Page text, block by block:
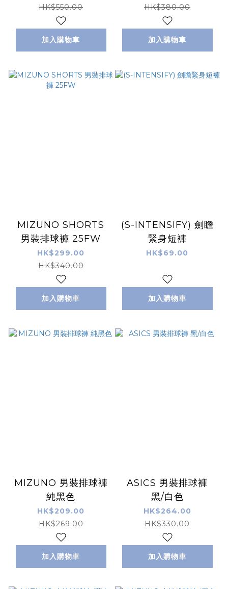
SHORT (ORIGAMIi)
多功能口袋運動短褲
HK$550.00
加入購物車
SHORT 多功能口袋運
動短褲
HK$380.00
加入購物車
MIZUNO SHORTS
男裝排球褲 25FW
HK$299.00
HK$340.00
加入購物車
(S-INTENSIFY) 劍瞻
緊身短褲
HK$69.00
加入購物車
MIZUNO 男裝排球褲
純黑色
HK$209.00
HK$269.00
加入購物車
ASICS 男裝排球褲
黑/白色
HK$264.00
HK$330.00
加入購物車